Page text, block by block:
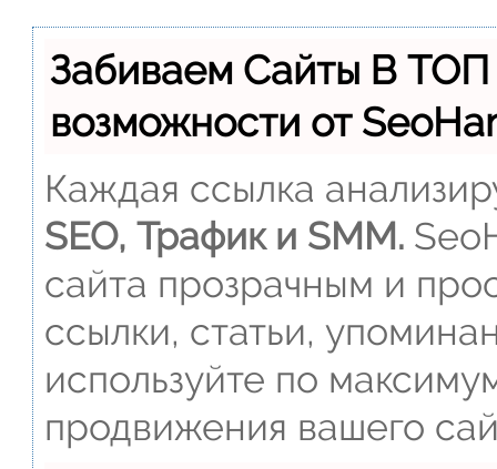
Забиваем Сайты В
возможности от
Каждая ссылка
SEO, Трафик и SMM.
сайта прозрачным и
ссылки, статьи,
используйте по
продвижения вашего